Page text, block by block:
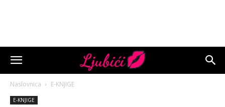
Naslovnica E-KNJIGE
E-KNJIGE